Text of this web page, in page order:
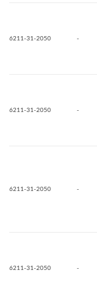
6211-31-2050 -
6211-31-2050 -
6211-31-2050 -
6211-31-2050 -